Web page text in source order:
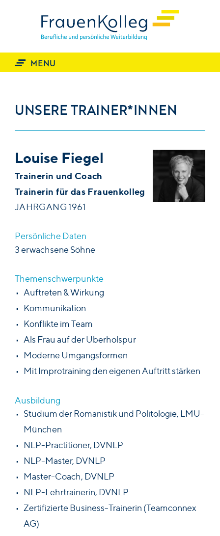
THEMEN
TRAINING
Coaching & Supervision
Leitbild
Nutzen
Arbeitsweise
Feedback
TEAM
Trainer*innen
AKTUELL
KONTAKT
MENU
UNSERE TRAINER*INNEN
Louise Fiegel
Trainerin und Coach
Trainerin für das Frauenkolleg
JAHRGANG 1961
Persönliche Daten
3 erwachsene Söhne
Themenschwerpunkte
Auftreten & Wirkung
Kommunikation
Konflikte im Team
Als Frau auf der Überholspur
Moderne Umgangsformen
Mit Improtraining den eigenen Auftritt stärken
Ausbildung
Studium der Romanistik und Politologie, LMU-
München
NLP-Practitioner, DVNLP
NLP-Master, DVNLP
Master-Coach, DVNLP
NLP-Lehrtrainerin, DVNLP
Zertifizierte Business-Trainerin (Teamconnex
AG)